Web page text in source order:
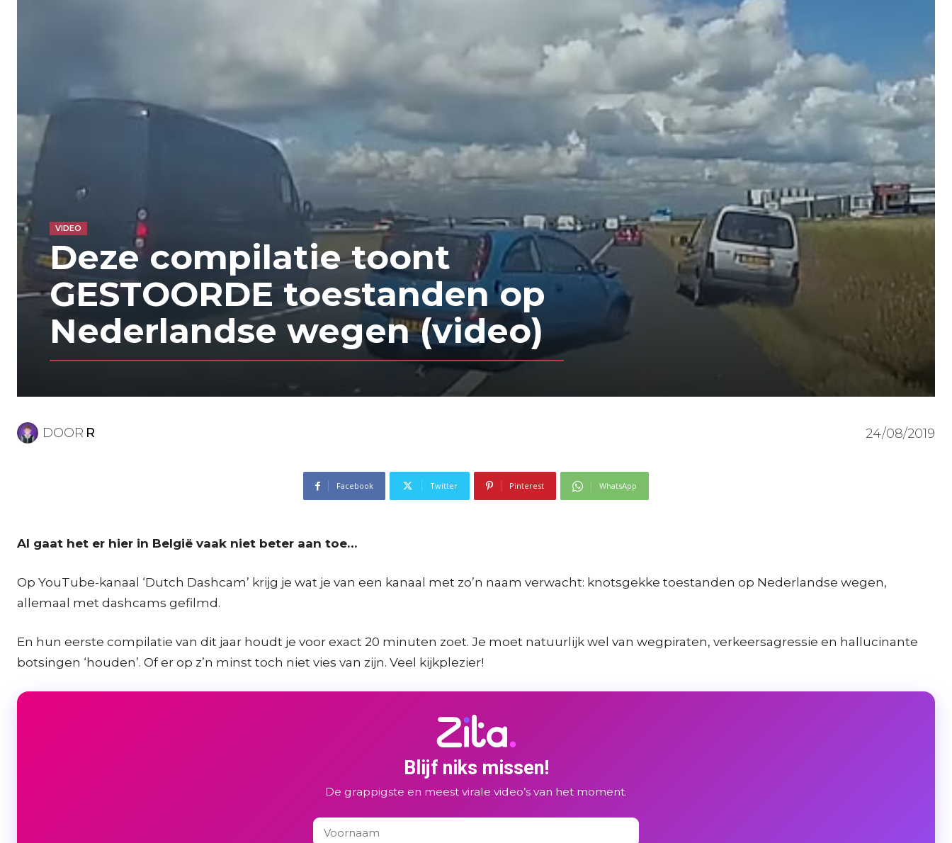
VIDEO
Deze compilatie toont
GESTOORDE toestanden op
Nederlandse wegen (video)
DOOR R 24/08/2019
Facebook Twitter Pinterest WhatsApp
Al gaat het er hier in België vaak niet beter aan toe…
Op YouTube-kanaal ‘Dutch Dashcam’ krijg je wat je van een kanaal met zo’n naam verwacht: knotsgekke toestanden op Nederlandse wegen,
allemaal met dashcams gefilmd.
En hun eerste compilatie van dit jaar houdt je voor exact 20 minuten zoet. Je moet natuurlijk wel van wegpiraten, verkeersagressie en hallucinante
botsingen ‘houden’. Of er op z’n minst toch niet vies van zijn. Veel kijkplezier!
Blijf niks missen!
De grappigste en meest virale video’s van het moment.